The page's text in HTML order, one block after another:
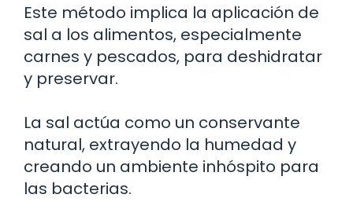
Este método implica la aplicación de
sal a los alimentos, especialmente
carnes y pescados, para deshidratar
y preservar.
La sal actúa como un conservante
natural, extrayendo la humedad y
creando un ambiente inhóspito para
las bacterias.